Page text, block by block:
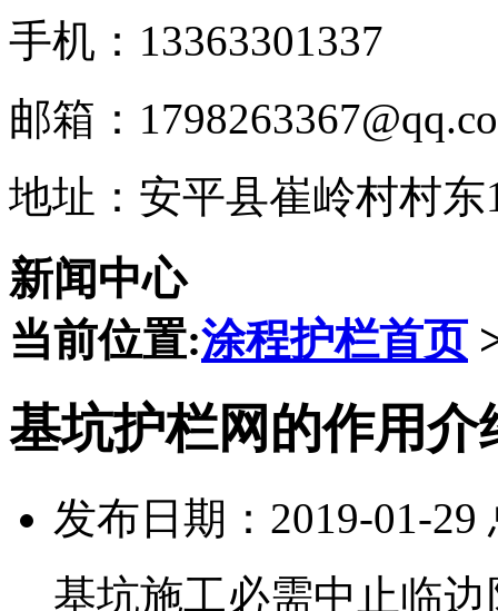
手机：13363301337
邮箱：
地址：安平县崔岭村村东
新闻中心
当前位置:涂程护栏首页
基坑护栏网的作用介
发布日期：2019-01-29
基坑施工必需中止临边